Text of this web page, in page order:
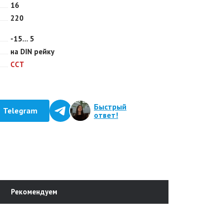
16
220
-15… 5
на DIN рейку
ССТ
Telegram
Быстрый
ответ!
Рекомендуем